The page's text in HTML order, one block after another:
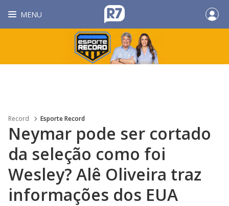
MENU
Record Esporte Record
Neymar pode ser cortado
da seleção como foi
Wesley? Alê Oliveira traz
informações dos EUA